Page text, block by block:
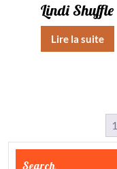
Lindi Shuffle
Lire la suite
1
Search